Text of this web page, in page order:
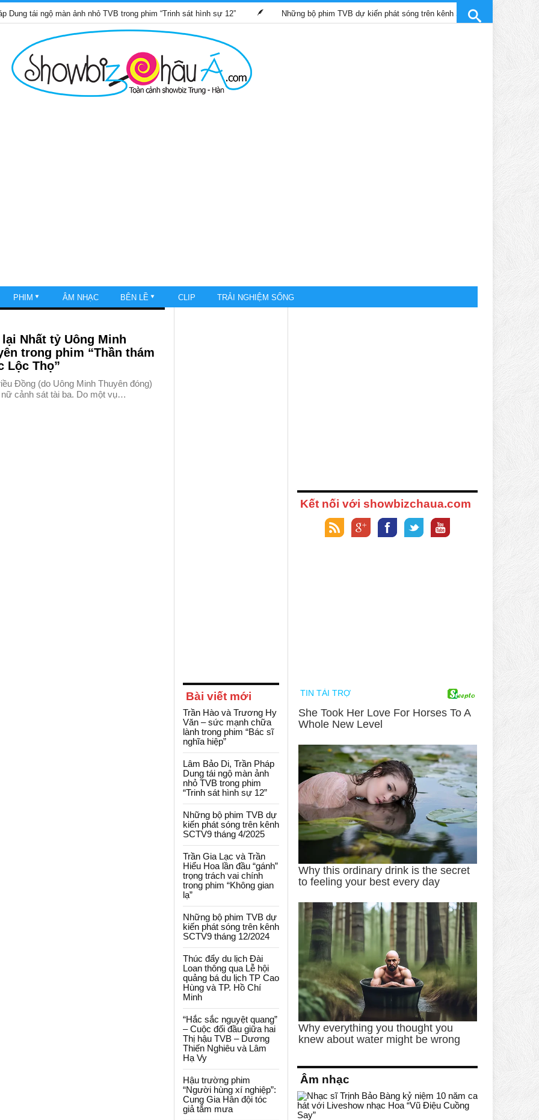
ngộ màn ảnh nhỏ TVB trong phim “Trinh sát hình sự 12” Những bộ phim TVB dự kiến phát sóng trên kênh SCTV9 tháng 4/2025
PHIM ÂM NHẠC BÊN LỀ CLIP TRẢI NGHIỆM SỐNG
lại Nhất tỷ Uông Minh
trong phim “Thần thám
Lộc Thọ”
Đồng (do Uông Minh Thuyên đóng)
cảnh sát tài ba. Do một vụ…
Bài viết mới
Trần Hào và Trương Hy
Văn – sức mạnh chữa
lành trong phim “Bác sĩ
nghĩa hiệp”
Lâm Bảo Di, Trần Pháp
Dung tái ngộ màn ảnh
nhỏ TVB trong phim
“Trinh sát hình sự 12”
Những bộ phim TVB dự
kiến phát sóng trên kênh
SCTV9 tháng 4/2025
Trần Gia Lạc và Trần
Hiểu Hoa lần đầu “gánh”
trọng trách vai chính
trong phim “Không gian
lạ”
Những bộ phim TVB dự
kiến phát sóng trên kênh
SCTV9 tháng 12/2024
Thúc đẩy du lịch Đài
Loan thông qua Lễ hội
quảng bá du lịch TP Cao
Hùng và TP. Hồ Chí
Minh
“Hắc sắc nguyệt quang”
– Cuộc đối đầu giữa hai
Thị hậu TVB – Dương
Thiến Nghiêu và Lâm
Hạ Vy
Hậu trường phim
“Người hùng xí nghiệp”:
Cung Gia Hân đội tóc
giả tắm mưa
Kết nối với showbizchaua.com
Âm nhạc